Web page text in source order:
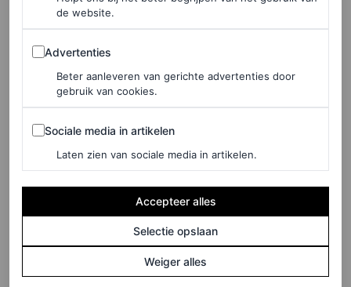
De krullende pixie is een slimme manier om dun haar te
verbergen, en is zowel praktisch als
draagt Halle Berry haar haar kort aan de zijkanten en iets
langer aan de bovenkant, waardoor een luchtige,
opwaartse look ontstaat.
de website.
Advertenties
Advertenties
Beter aanleveren van gerichte advertenties door
gebruik van cookies.
Sociale media in artikelen
Sociale media in artikelen
Laten zien van sociale media in artikelen.
Accepteer alles
Selectie opslaan
Weiger alles